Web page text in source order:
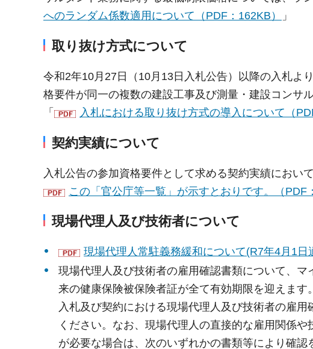
へのランダム係数適用について（PDF：162KB）
」
取り抜け方式について
令和2年10月27日（10月13日入札公告）以降の入札よ
格要件が同一の複数の建設工事及び測量・建設コンサ
「
入札における取り抜け方式の導入について（
契約実績について
入札公告の参加資格要件として求める契約実績におい
この「官公庁等一覧」が示すとおりです。（PDF
現場代理人及び技術者について
現場代理人常駐義務緩和について(R7年4月1日
現場代理人及び技術者の雇用確認書類について、
来の健康保険被保険者証が全て有効期限を迎えます
入札及び契約における現場代理人及び技術者の雇
ください。なお、現場代理人の直接的な雇用関係
が必要な場合は、次のいずれかの書類等により確認